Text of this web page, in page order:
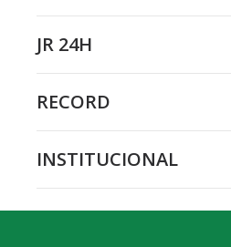
JR 24H
RECORD
INSTITUCIONAL